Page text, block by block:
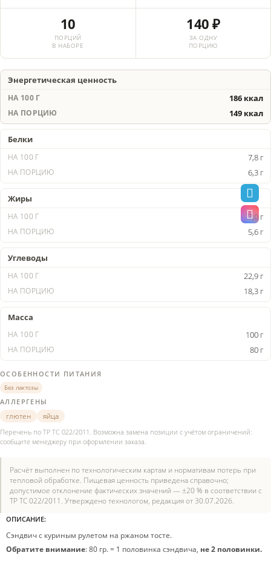
10
ПОРЦИЙ
В НАБОРЕ
140 ₽
ЗА ОДНУ
ПОРЦИЮ
Энергетическая ценность
186 ккал
149 ккал
Белки
7,8 г
6,3 г
Жиры
7,0 г
5,6 г
Углеводы
22,9 г
18,3 г
Масса
100 г
80 г
ОСОБЕННОСТИ ПИТАНИЯ
Без лактозы
АЛЛЕРГЕНЫ
глютен
яйца
Перечень по ТР ТС 022/2011. Возможна замена позиции с учётом ограничений:
сообщите менеджеру при оформлении заказа.
Расчёт выполнен по технологическим картам и нормативам потерь при
тепловой обработке. Пищевая ценность приведена справочно;
допустимое отклонение фактических значений — ±20 % в соответствии с
ТР ТС 022/2011. Утверждено технологом, редакция от 30.07.2026.
ОПИСАНИЕ:
Сэндвич с куриным рулетом на ржаном тосте.
Обратите внимание: 80 гр. = 1 половинка сэндвича, не 2 половинки.